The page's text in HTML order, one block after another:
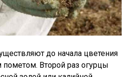
до начала цветения
пометом. Второй раз огурцы